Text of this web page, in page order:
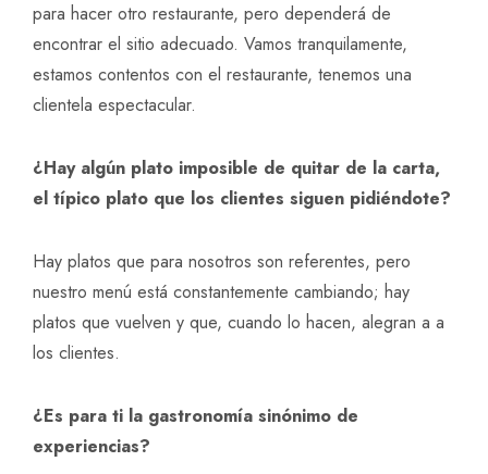
para hacer otro restaurante, pero dependerá de
encontrar el sitio adecuado. Vamos tranquilamente,
estamos contentos con el restaurante, tenemos una
clientela espectacular.
¿Hay algún plato imposible de quitar de la carta,
el típico plato que los clientes siguen pidiéndote?
Hay platos que para nosotros son referentes, pero
nuestro menú está constantemente cambiando; hay
platos que vuelven y que, cuando lo hacen, alegran a a
los clientes.
¿Es para ti la gastronomía sinónimo de
experiencias?